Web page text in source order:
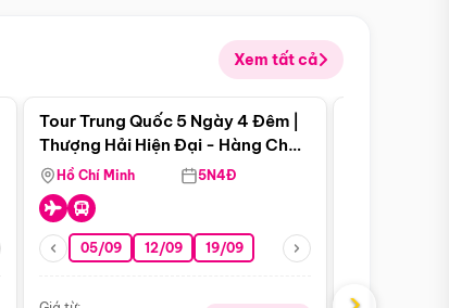
Xem tất cả
15/10 29/10
Điểm nổi bật
Tour Trung Quốc 5 Ngày 4 Đêm |
Thượng Hải Hiện Đại - Hàng Châu
Nên Thơ - Ô Trấn Cổ Kính
Hồ Chí Minh 5N4Đ
05/09 12/09 19/09